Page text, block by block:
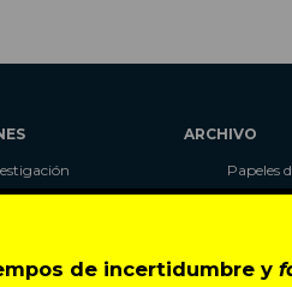
de incertidumbre y
ARCHIVO
Papeles
Libros
CIPER